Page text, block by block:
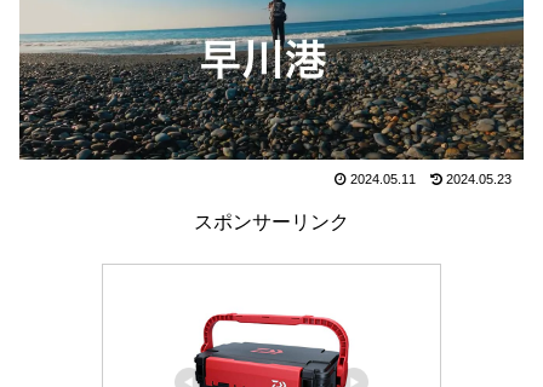
2024.05.11 2024.05.23
スポンサーリンク